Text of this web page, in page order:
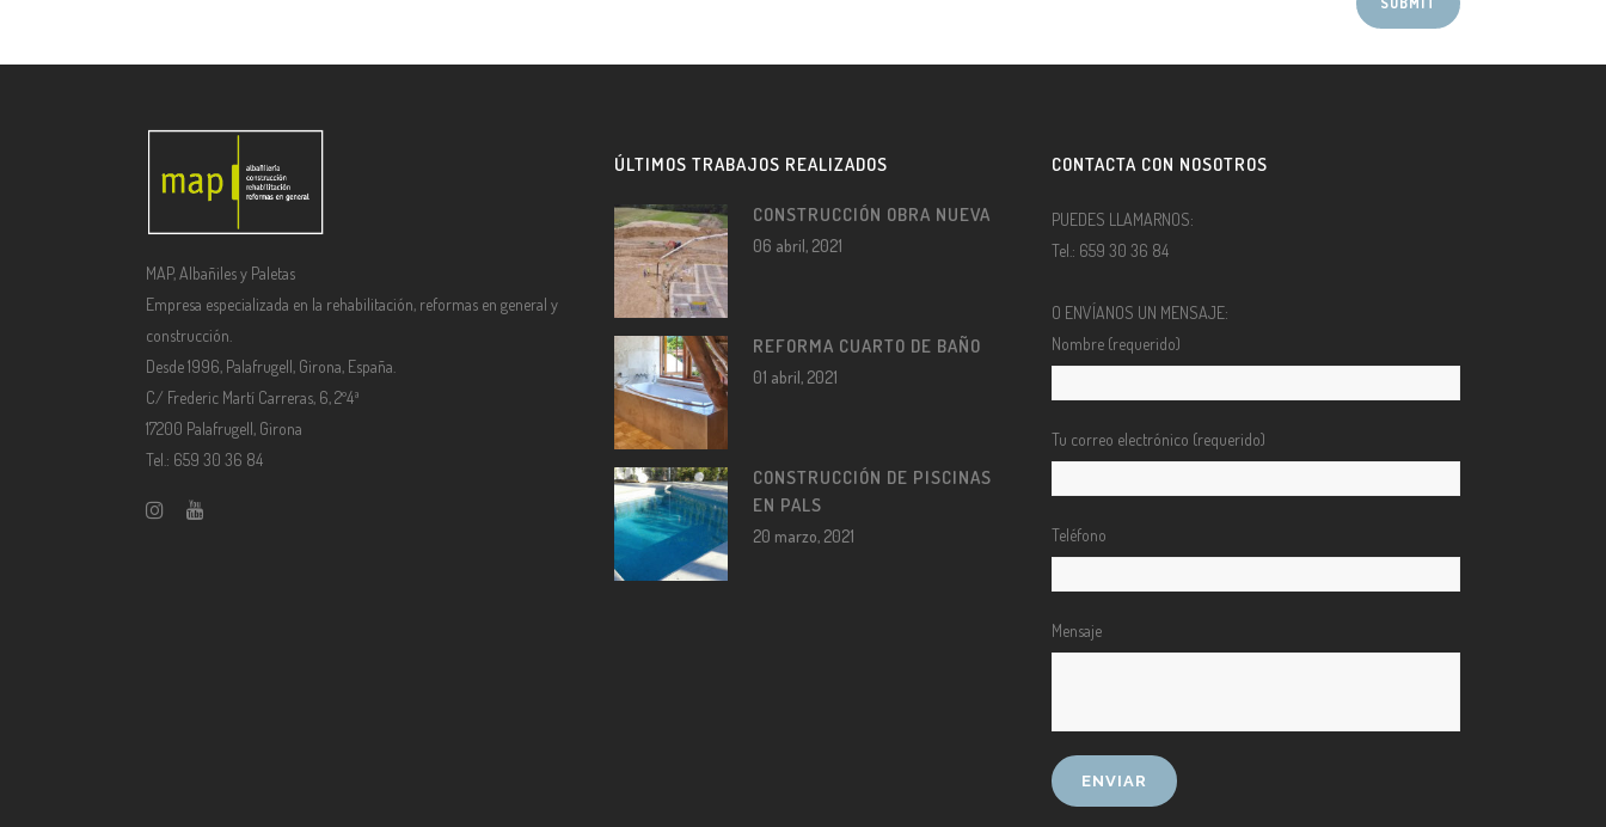
MAP, Albañiles y Paletas
Empresa especializada en la rehabilitación, reformas en general y
construcción.
Desde 1996, Palafrugell, Girona, España.
C/ Frederic Martí Carreras, 6, 2º4ª
17200 Palafrugell, Girona
Tel.: 659 30 36 84
ÚLTIMOS TRABAJOS REALIZADOS
CONSTRUCCIÓN OBRA NUEVA
06 abril, 2021
REFORMA CUARTO DE BAÑO
01 abril, 2021
CONSTRUCCIÓN DE PISCINAS
EN PALS
20 marzo, 2021
CONTACTA CON NOSOTROS
PUEDES LLAMARNOS:
Tel.: 659 30 36 84
O ENVÍANOS UN MENSAJE:
Nombre (requerido)
Tu correo electrónico (requerido)
Teléfono
Mensaje